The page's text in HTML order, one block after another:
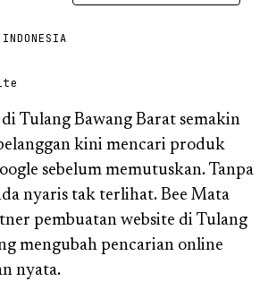
INDONESIA
Tulang Bawang Barat semakin
kini mencari produk
sebelum memutuskan. Tanpa
nyaris tak terlihat. Bee Mata
pembuatan website di Tulang
mengubah pencarian online
nyata.